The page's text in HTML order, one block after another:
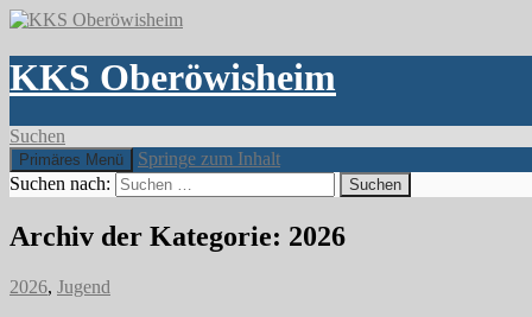
KKS Oberöwisheim
Suchen
Primäres Menü
Springe zum Inhalt
Suchen nach:
Archiv der Kategorie: 2026
2026, Jugend